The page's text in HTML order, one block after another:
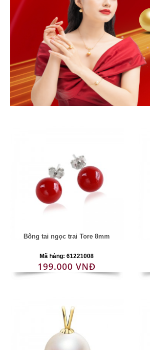
Bông tai ngọc trai Tore 8mm
Mã hàng: 61221008
199.000 VNĐ